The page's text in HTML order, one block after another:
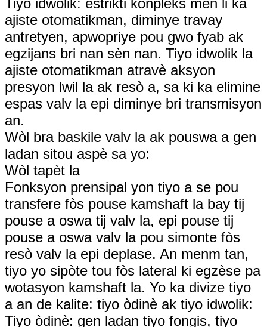
Tiyo idwolik: estrikti konplèks men li ka
ajiste otomatikman, diminye travay
antretyen, apwopriye pou gwo fyab ak
egzijans bri nan sèn nan. Tiyo idwolik la
ajiste otomatikman atravè aksyon
presyon lwil la ak resò a, sa ki ka elimine
espas valv la epi diminye bri transmisyon
an.
Wòl bra baskile valv la ak pouswa a gen
ladan sitou aspè sa yo:
Wòl tapèt la
Fonksyon prensipal yon tiyo a se pou
transfere fòs pouse kamshaft la bay tij
pouse a oswa tij valv la, epi pouse tij
pouse a oswa valv la pou simonte fòs
resò valv la epi deplase. An menm tan,
tiyo yo sipòte tou fòs lateral ki egzèse pa
wotasyon kamshaft la. Yo ka divize tiyo
a an de kalite: tiyo òdinè ak tiyo idwolik:
Tiyo òdinè: gen ladan tiyo fongis, tiyo